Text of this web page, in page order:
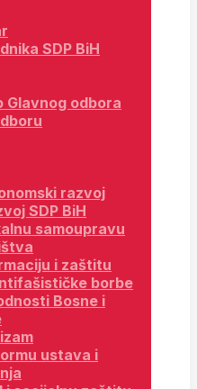
SDP BiH
Glavnog odbora
razvoj
SDP BiH
samoupravu
i zaštitu
borbe
Bosne i
ustava i